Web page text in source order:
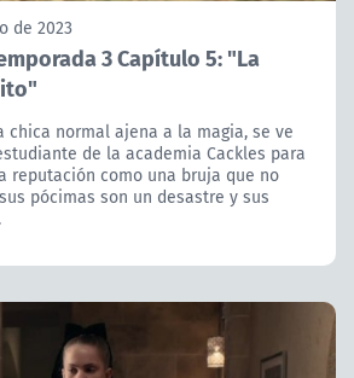
de 2023
3 Capítulo 5: "La
chica normal ajena a la magia, se ve
de la academia Cackles para
reputación como una bruja que no
pócimas son un desastre y sus